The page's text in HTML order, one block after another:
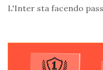
L'Inter sta facendo